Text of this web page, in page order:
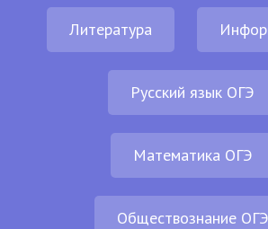
Литература
Русский язык ОГЭ
Математика ОГЭ
Обществознание ОГЭ